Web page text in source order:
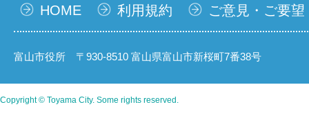
HOME 利用規約 ご意見・ご要望
富山市役所 〒930-8510 富山県富山市新桜町7番38号
Copyright © Toyama City. Some rights reserved.